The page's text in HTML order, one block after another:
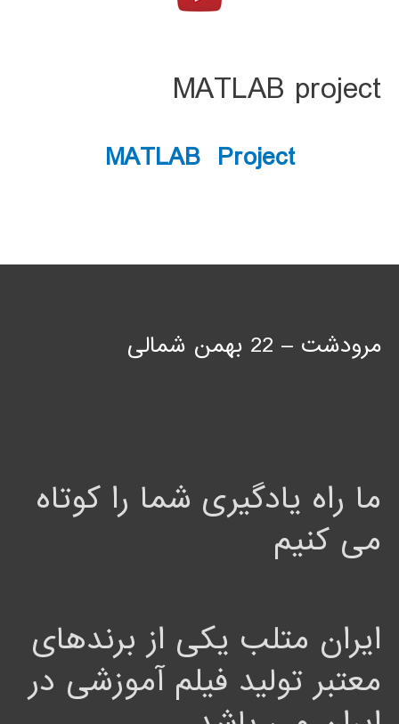
MATLAB project
MATLAB Project
مرودشت – 22 بهمن شمالی
ما راه یادگیری شما را کوتاه
می کنیم
ایران متلب یکی از برندهای
معتبر تولید فیلم آموزشی در